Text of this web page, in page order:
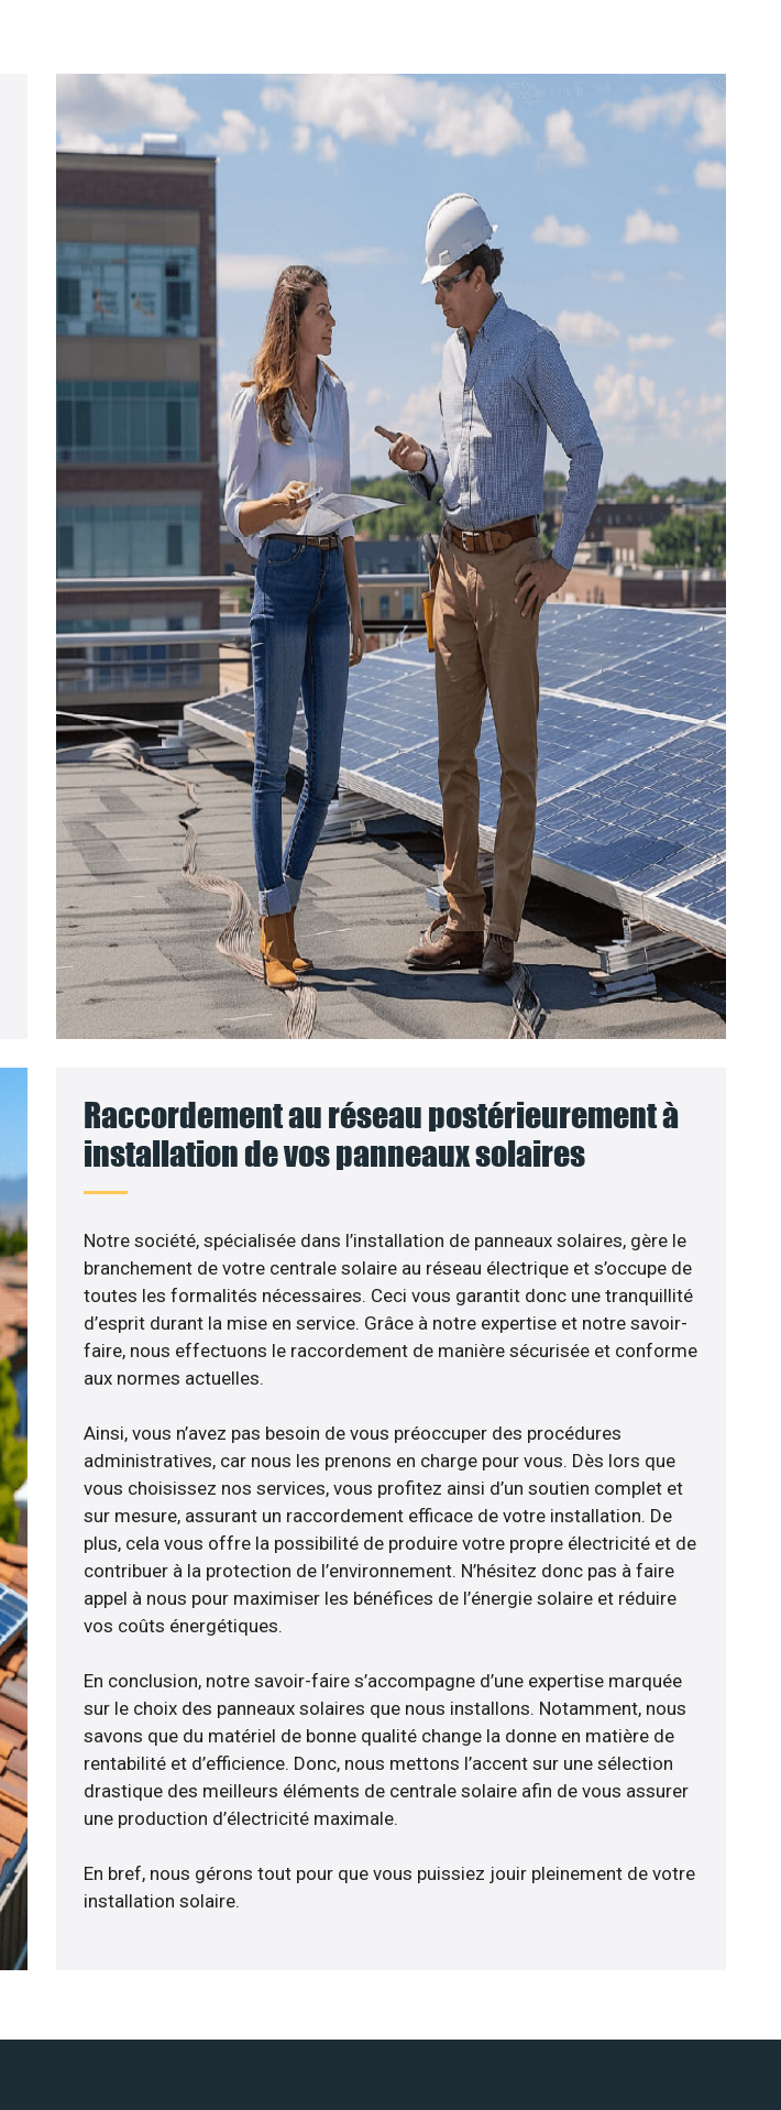
Raccordement au réseau postérieurement à
installation de vos panneaux solaires
Notre société, spécialisée dans l’installation de panneaux solaires, gère le
branchement de votre centrale solaire au réseau électrique et s’occupe de
toutes les formalités nécessaires. Ceci vous garantit donc une tranquillité
d’esprit durant la mise en service. Grâce à notre expertise et notre savoir-
faire, nous effectuons le raccordement de manière sécurisée et conforme
aux normes actuelles.
Ainsi, vous n’avez pas besoin de vous préoccuper des procédures
administratives, car nous les prenons en charge pour vous. Dès lors que
vous choisissez nos services, vous profitez ainsi d’un soutien complet et
sur mesure, assurant un raccordement efficace de votre installation. De
plus, cela vous offre la possibilité de produire votre propre électricité et de
contribuer à la protection de l’environnement. N’hésitez donc pas à faire
appel à nous pour maximiser les bénéfices de l’énergie solaire et réduire
vos coûts énergétiques.
En conclusion, notre savoir-faire s’accompagne d’une expertise marquée
sur le choix des panneaux solaires que nous installons. Notamment, nous
savons que du matériel de bonne qualité change la donne en matière de
rentabilité et d’efficience. Donc, nous mettons l’accent sur une sélection
drastique des meilleurs éléments de centrale solaire afin de vous assurer
une production d’électricité maximale.
En bref, nous gérons tout pour que vous puissiez jouir pleinement de votre
installation solaire.